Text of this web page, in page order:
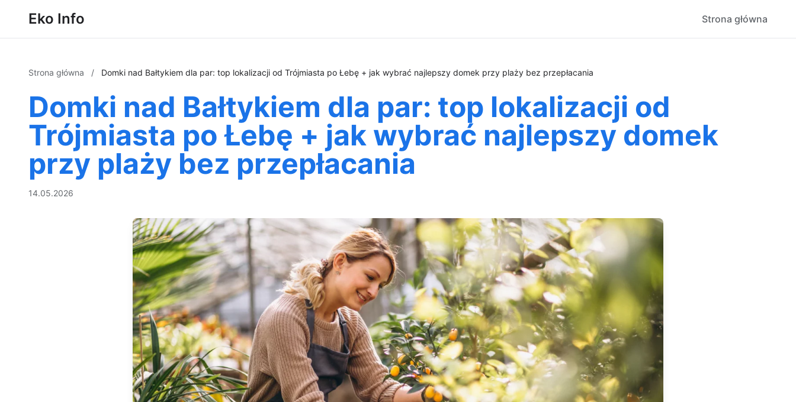
Eko Info Strona główna
Strona główna / Domki nad Bałtykiem dla par: top lokalizacji od Trójmiasta po Łebę + jak wybrać najlepszy domek przy plaży bez przepłacania
Domki nad Bałtykiem dla par: top lokalizacji od
Trójmiasta po Łebę + jak wybrać najlepszy domek
przy plaży bez przepłacania
14.05.2026